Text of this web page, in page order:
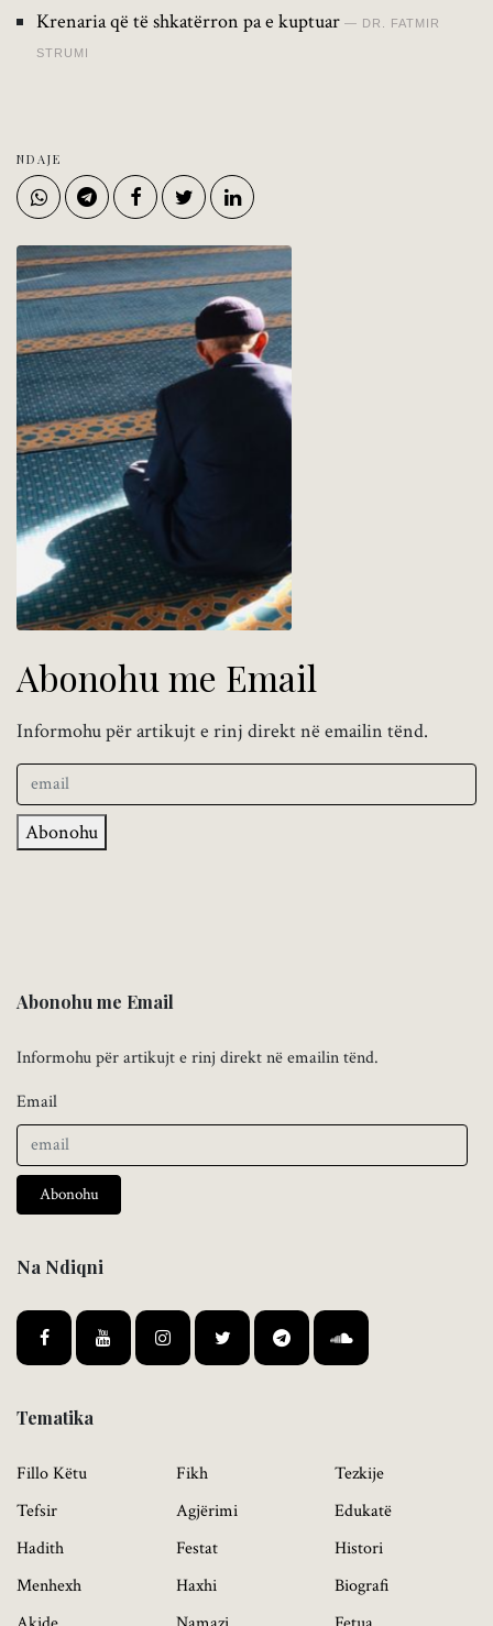
Krenaria që të shkatërron pa e kuptuar DR. FATMIR
STRUMI
NDAJE
Abonohu me Email
Informohu për artikujt e rinj direkt në emailin tënd.
Abonohu
Abonohu me Email
Informohu për artikujt e rinj direkt në emailin tënd.
Email
Abonohu
Na Ndiqni
Tematika
Fillo Këtu
Tefsir
Hadith
Menhexh
Fikh
Agjërimi
Festat
Haxhi
Tezkije
Edukatë
Histori
Biografi